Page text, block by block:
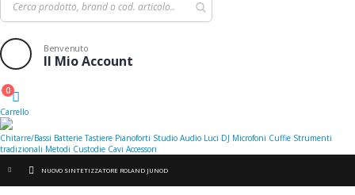
Benvenuto
Il Mio Account
Cart
0
Carrello
Chitarre/Bassi Batterie Tastiere Pianoforti Studio Audio Luci DJ Microfoni Cuffie Strumenti
tradizionali Metodi Custodie Cavi Accessori
NUOVO SINTETIZZATORE ROLAND JUNOD